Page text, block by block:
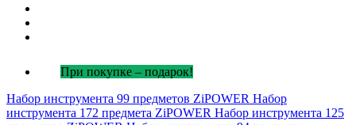
При покупке – подарок!
Набор инструмента 99 предметов ZiPOWER Набор
инструмента 172 предмета ZiPOWER Набор инструмента 125